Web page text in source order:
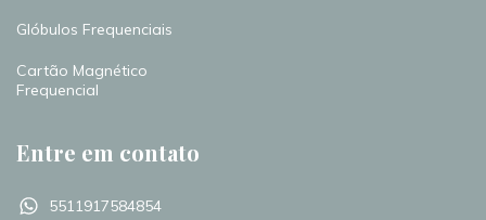
Glóbulos Frequenciais
Cartão Magnético
Frequencial
Entre em contato
5511917584854